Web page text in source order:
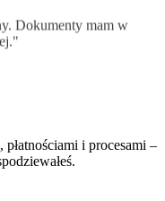
Dokumenty mam w
"
i procesami –